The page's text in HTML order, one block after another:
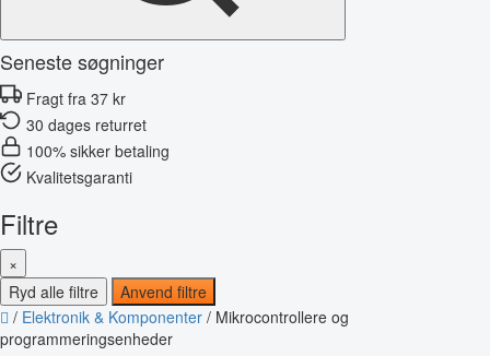
Seneste søgninger
Fragt fra 37 kr
30 dages returret
100% sikker betaling
Kvalitetsgaranti
Filtre
×
Ryd alle filtre
Anvend filtre
/ Elektronik & Komponenter / Mikrocontrollere og
programmeringsenheder